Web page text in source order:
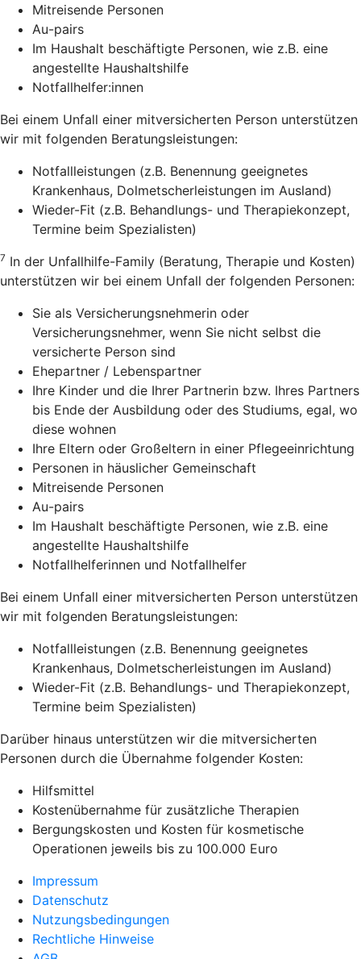
Mitreisende Personen
Au-pairs
Im Haushalt beschäftigte Personen, wie z.B. eine
angestellte Haushaltshilfe
Notfallhelfer:innen
Bei einem Unfall einer mitversicherten Person unterstützen
wir mit folgenden Beratungsleistungen:
Notfallleistungen (z.B. Benennung geeignetes
Krankenhaus, Dolmetscherleistungen im Ausland)
Wieder-Fit (z.B. Behandlungs- und Therapiekonzept,
Termine beim Spezialisten)
7 In der Unfallhilfe-Family (Beratung, Therapie und Kosten)
unterstützen wir bei einem Unfall der folgenden Personen:
Sie als Versicherungsnehmerin oder
Versicherungsnehmer, wenn Sie nicht selbst die
versicherte Person sind
Ehepartner / Lebenspartner
Ihre Kinder und die Ihrer Partnerin bzw. Ihres Partners
bis Ende der Ausbildung oder des Studiums, egal, wo
diese wohnen
Ihre Eltern oder Großeltern in einer Pflegeeinrichtung
Personen in häuslicher Gemeinschaft
Mitreisende Personen
Au-pairs
Im Haushalt beschäftigte Personen, wie z.B. eine
angestellte Haushaltshilfe
Notfallhelferinnen und Notfallhelfer
Bei einem Unfall einer mitversicherten Person unterstützen
wir mit folgenden Beratungsleistungen:
Notfallleistungen (z.B. Benennung geeignetes
Krankenhaus, Dolmetscherleistungen im Ausland)
Wieder-Fit (z.B. Behandlungs- und Therapiekonzept,
Termine beim Spezialisten)
Darüber hinaus unterstützen wir die mitversicherten
Personen durch die Übernahme folgender Kosten:
Hilfsmittel
Kostenübernahme für zusätzliche Therapien
Bergungskosten und Kosten für kosmetische
Operationen jeweils bis zu 100.000 Euro
Impressum
Datenschutz
Nutzungsbedingungen
Rechtliche Hinweise